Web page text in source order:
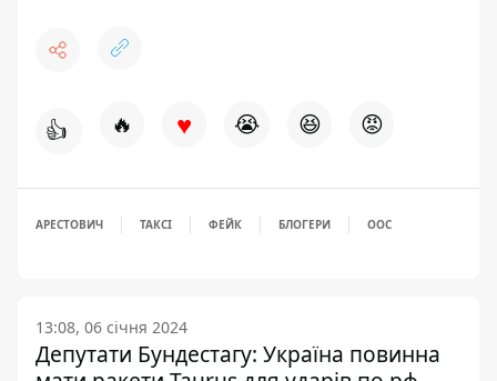
👍 🔥 ♥ 😭 😆 😡
АРЕСТОВИЧ ТАКСІ ФЕЙК БЛОГЕРИ ООС
13:08, 06 січня 2024
Депутати Бундестагу: Україна повинна